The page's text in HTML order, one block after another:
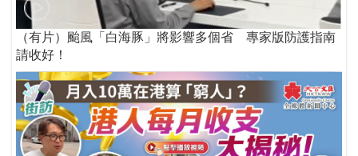
（有片）颱風「白海豚」將影響多個省 專家版防護指南
請收好！